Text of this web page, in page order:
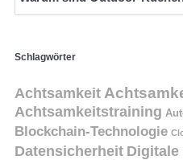
Schlagwörter
Achtsamkeit
Achtsamkeitstraining
Blockchain-Technologie
Datensicherheit Digitale